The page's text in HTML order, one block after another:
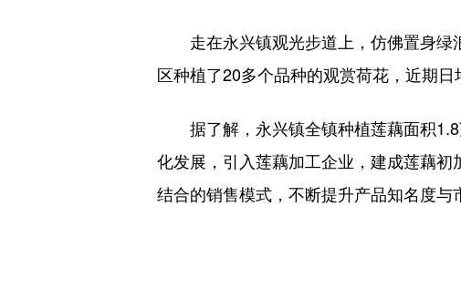
走在永兴镇观光步道上，仿佛置身绿
区种植了20多个品种的观赏荷花，近期日
据了解，永兴镇全镇种植莲藕面积1.8
化发展，引入莲藕加工企业，建成莲藕
结合的销售模式，不断提升产品知名度与